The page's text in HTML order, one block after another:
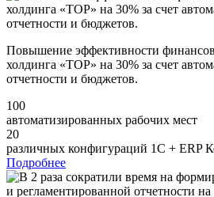
Повышение эффективности
холдинга «ТОР» на 30% за счет
отчетности и бюджетов.
100
автоматизированных рабочих мест
20
различных конфигураций 1С + ERP
Подробнее